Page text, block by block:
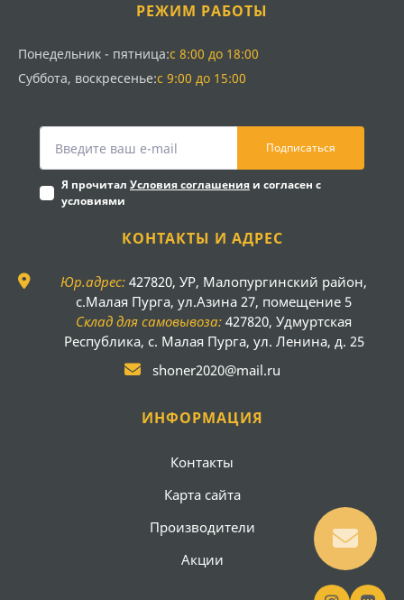
РЕЖИМ РАБОТЫ
Понедельник - пятница:с 8:00 до 18:00
Суббота, воскресенье:с 9:00 до 15:00
Подписаться
Я прочитал Условия соглашения и согласен с
условиями
КОНТАКТЫ И АДРЕС
Юр.адрес: 427820, УР, Малопургинский район,
с.Малая Пурга, ул.Азина 27, помещение 5
Склад для самовывоза: 427820, Удмуртская
Республика, с. Малая Пурга, ул. Ленина, д. 25
shoner2020@mail.ru
ИНФОРМАЦИЯ
Контакты
Карта сайта
Производители
Акции